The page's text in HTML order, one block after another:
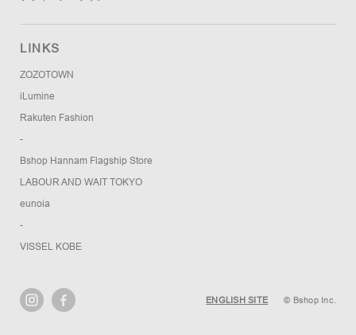
LINKS
ZOZOTOWN
iLumine
Rakuten Fashion
-
Bshop Hannam Flagship Store
LABOUR AND WAIT TOKYO
eunoia
-
VISSEL KOBE
ENGLISH SITE © Bshop Inc.